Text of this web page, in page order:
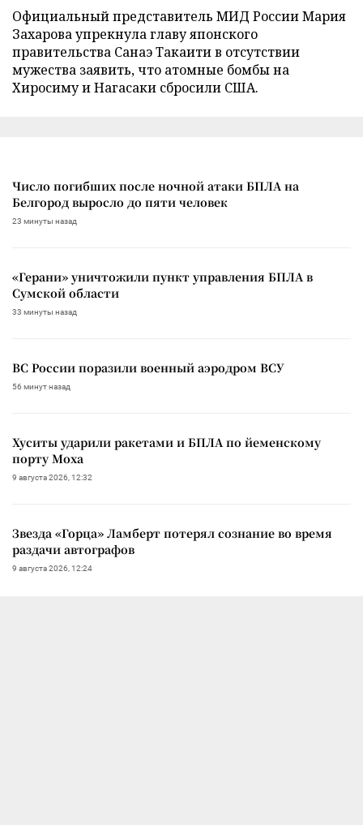
Официальный представитель МИД России Мария
Захарова упрекнула главу японского
правительства Санаэ Такаити в отсутствии
мужества заявить, что атомные бомбы на
Хиросиму и Нагасаки сбросили США.
Число погибших после ночной атаки БПЛА на
Белгород выросло до пяти человек
23 минуты назад
«Герани» уничтожили пункт управления БПЛА в
Сумской области
33 минуты назад
ВС России поразили военный аэродром ВСУ
56 минут назад
Хуситы ударили ракетами и БПЛА по йеменскому
порту Моха
9 августа 2026, 12:32
Звезда «Горца» Ламберт потерял сознание во время
раздачи автографов
9 августа 2026, 12:24